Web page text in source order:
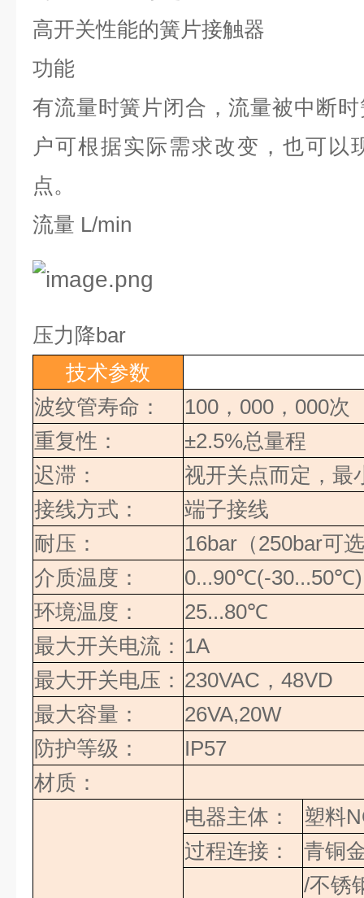
高开关性能的簧片接触器
功能
有流量时簧片闭合，流量被中断
户可根据实际需求改变，也可以
点。
流量 L/min
压力降bar
技术参数
波纹管寿命：
100，000，000次
重复性：
±2.5%总量程
迟滞：
视开关点而定，最
接线方式：
端子接线
耐压：
16bar （250bar可
介质温度：
0...90℃(-30...50℃)
环境温度：
25...80℃
最大开关电流： 1A
最大开关电压： 230VAC ， 48VD
最大容量：
26VA,20W
防护等级：
IP57
材质：
电器主体： 塑料
过程连接：
青铜
/不锈